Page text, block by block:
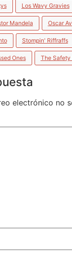
Los Wavy Gravies
Mandela Oscar
Stompin' Riffraffs
Ones The Safety
electrónico no